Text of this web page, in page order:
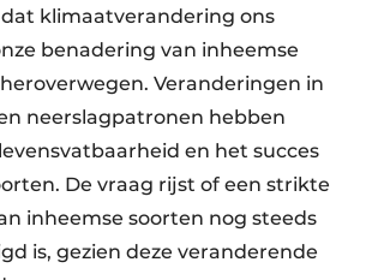
klimaatverandering ons
benadering van inheemse
Veranderingen in
neerslagpatronen hebben
en het succes
De vraag rijst of een strikte
inheemse soorten nog steeds
is, gezien deze veranderende